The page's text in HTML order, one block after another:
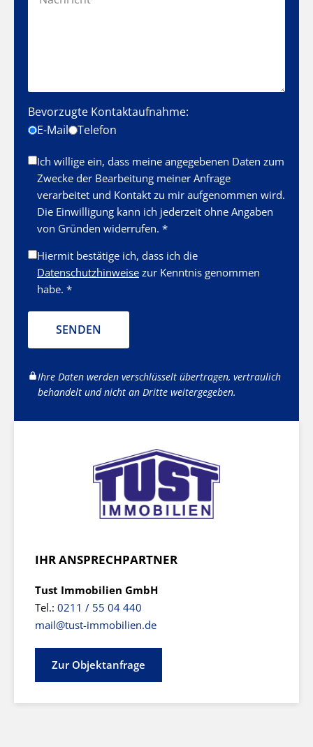
Bevorzugte Kontaktaufnahme:
E-Mail
Telefon
Ich willige ein, dass meine angegebenen Daten zum
Zwecke der Bearbeitung meiner Anfrage
verarbeitet und Kontakt zu mir aufgenommen wird.
Die Einwilligung kann ich jederzeit ohne Angaben
von Gründen widerrufen. *
Hiermit bestätige ich, dass ich die
Datenschutzhinweise zur Kenntnis genommen
habe. *
SENDEN
Ihre Daten werden verschlüsselt übertragen, vertraulich
behandelt und nicht an Dritte weitergegeben.
IHR ANSPRECHPARTNER
Tust Immobilien GmbH
Tel.: 0211 / 55 04 440
mail@tust-immobilien.de
Zur Objektanfrage